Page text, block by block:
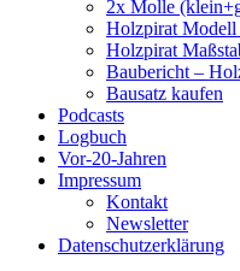
2x Molle
Holzpirat
Holzpirat
Baubericht –
Bausatz kaufen
Podcasts
Logbuch
Vor-20-Jahren
Impressum
Kontakt
Newsletter
Datenschutzerklärung